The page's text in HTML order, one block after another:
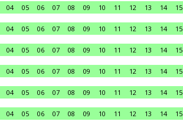
04 05 06 07 08 09 10 11 12 13 14 15
04 05 06 07 08 09 10 11 12 13 14 15
04 05 06 07 08 09 10 11 12 13 14 15
04 05 06 07 08 09 10 11 12 13 14 15
04 05 06 07 08 09 10 11 12 13 14 15
04 05 06 07 08 09 10 11 12 13 14 15